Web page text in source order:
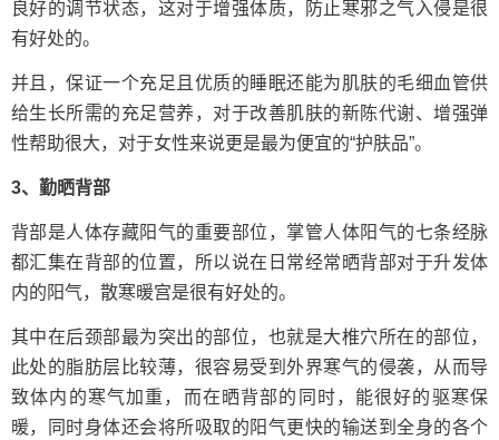
良好的调节状态，这对于增强体质，防止寒邪之气入侵是很
有好处的。
并且，保证一个充足且优质的睡眠还能为肌肤的毛细血管供
给生长所需的充足营养，对于改善肌肤的新陈代谢、增强弹
性帮助很大，对于女性来说更是最为便宜的“护肤品”。
3、勤晒背部
背部是人体存藏阳气的重要部位，掌管人体阳气的七条经脉
都汇集在背部的位置，所以说在日常经常晒背部对于升发体
内的阳气，散寒暖宫是很有好处的。
其中在后颈部最为突出的部位，也就是大椎穴所在的部位，
此处的脂肪层比较薄，很容易受到外界寒气的侵袭，从而导
致体内的寒气加重，而在晒背部的同时，能很好的驱寒保
暖，同时身体还会将所吸取的阳气更快的输送到全身的各个